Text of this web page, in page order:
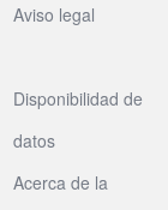
Aviso legal
Disponibilidad de
datos
Acerca de la